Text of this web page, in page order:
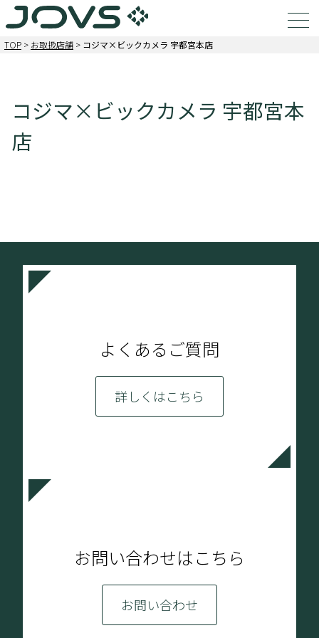
TOP > お取扱店舗 > コジマ×ビックカメラ 宇都宮本店
コジマ×ビックカメラ 宇都宮本
店
よくあるご質問
詳しくはこちら
お問い合わせはこちら
お問い合わせ